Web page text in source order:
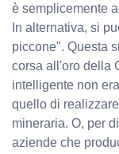
è semplicemente
In alternativa, si
piccone". Questa
corsa all'oro della
intelligente non
quello di
mineraria. O, per
aziende che